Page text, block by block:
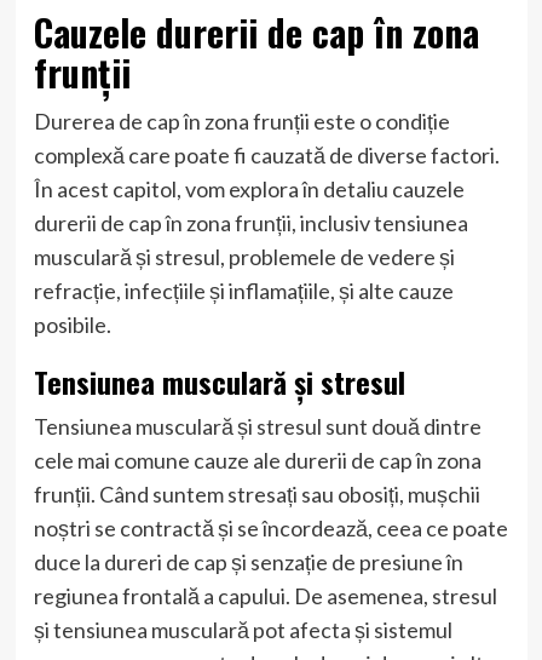
Cauzele durerii de cap în zona
frunții
Durerea de cap în zona frunții este o condiție
complexă care poate fi cauzată de diverse factori.
În acest capitol, vom explora în detaliu cauzele
durerii de cap în zona frunții, inclusiv tensiunea
musculară și stresul, problemele de vedere și
refracție, infecțiile și inflamațiile, și alte cauze
posibile.
Tensiunea musculară și stresul
Tensiunea musculară și stresul sunt două dintre
cele mai comune cauze ale durerii de cap în zona
frunții. Când suntem stresați sau obosiți, mușchii
noștri se contractă și se încordează, ceea ce poate
duce la dureri de cap și senzație de presiune în
regiunea frontală a capului. De asemenea, stresul
și tensiunea musculară pot afecta și sistemul